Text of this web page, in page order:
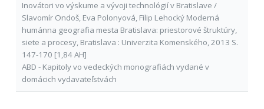
Inovátori vo výskume a vývoji technológií v Bratislave /
Slavomír Ondoš, Eva Polonyová, Filip Lehocký Moderná
humánna geografia mesta Bratislava: priestorové štruktúry,
siete a procesy, Bratislava : Univerzita Komenského, 2013 S.
147-170 [1,84 AH]
ABD - Kapitoly vo vedeckých monografiách vydané v
domácich vydavateľstvách